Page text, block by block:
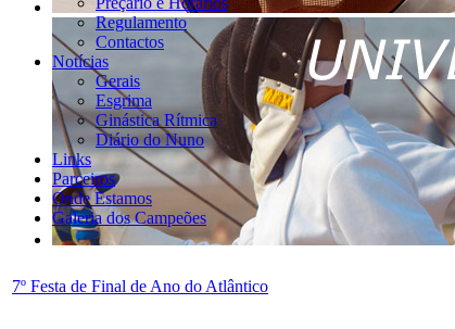
Regulamento
Contactos
Notícias
Gerais
Esgrima
Ginástica Rítmica
Diário do Nuno
Links
Parceiros
Onde Estamos
Galeria dos Campeões
7º Festa de Final de Ano do Atlântico